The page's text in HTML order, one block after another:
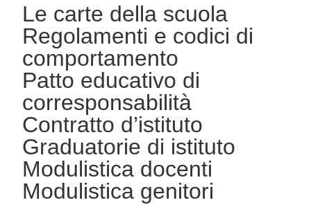
Le carte della scuola
Regolamenti e codici di
comportamento
Patto educativo di
corresponsabilità
Contratto d’istituto
Graduatorie di istituto
Modulistica docenti
Modulistica genitori